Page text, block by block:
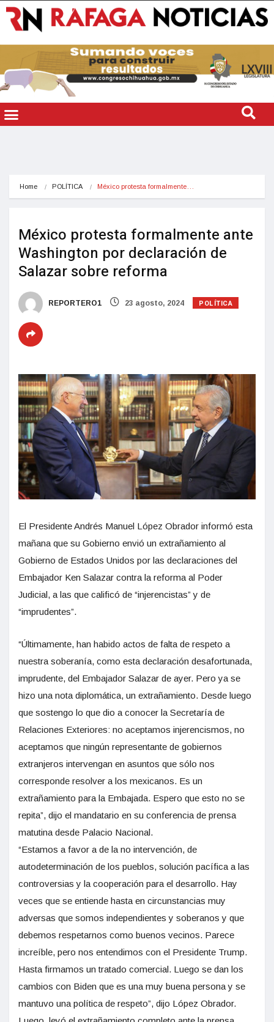
Home POLÍTICA México protesta formalmente…
México protesta formalmente ante
Washington por declaración de
Salazar sobre reforma
REPORTERO1 23 agosto, 2024 POLÍTICA
El Presidente Andrés Manuel López Obrador informó esta
mañana que su Gobierno envió un extrañamiento al
Gobierno de Estados Unidos por las declaraciones del
Embajador Ken Salazar contra la reforma al Poder
Judicial, a las que calificó de “injerencistas” y de
“imprudentes”.
“Últimamente, han habido actos de falta de respeto a
nuestra soberanía, como esta declaración desafortunada,
imprudente, del Embajador Salazar de ayer. Pero ya se
hizo una nota diplomática, un extrañamiento. Desde luego
que sostengo lo que dio a conocer la Secretaría de
Relaciones Exteriores: no aceptamos injerencismos, no
aceptamos que ningún representante de gobiernos
extranjeros intervengan en asuntos que sólo nos
corresponde resolver a los mexicanos. Es un
extrañamiento para la Embajada. Espero que esto no se
repita”, dijo el mandatario en su conferencia de prensa
matutina desde Palacio Nacional.
“Estamos a favor a de la no intervención, de
autodeterminación de los pueblos, solución pacífica a las
controversias y la cooperación para el desarrollo. Hay
veces que se entiende hasta en circunstancias muy
adversas que somos independientes y soberanos y que
debemos respetarnos como buenos vecinos. Parece
increíble, pero nos entendimos con el Presidente Trump.
Hasta firmamos un tratado comercial. Luego se dan los
cambios con Biden que es una muy buena persona y se
mantuvo una política de respeto”, dijo López Obrador.